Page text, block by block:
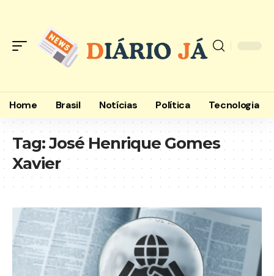
Home Brasil Notícias Política Tecnologia
Tag:José Henrique Gomes
Xavier